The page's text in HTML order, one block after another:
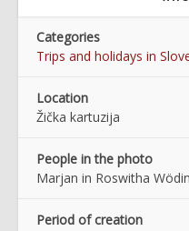
Categories
Trips and holidays in
Location
Žička kartuzija
People in the photo
Marjan in Roswitha
Period of creation